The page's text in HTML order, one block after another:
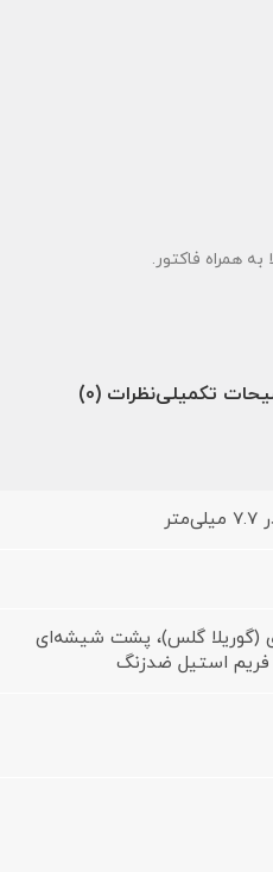
همراه فاکتور.
تکمیلینظرات (0)
(گوریلا گلس)، پشت شیشه‌ای
فریم استیل ضدزنگ